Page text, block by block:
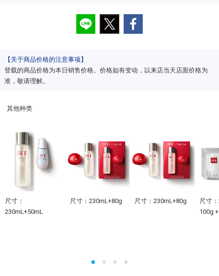
【关于商品价格的注意事项】
登载的商品价格为本日销售价格。价格如有变动，以来店当天店面价格为
准，敬请理解。
其他种类
尺寸：
230mL+50mL
尺寸：230mL+80g 尺寸：230mL+80g
尺寸
100g